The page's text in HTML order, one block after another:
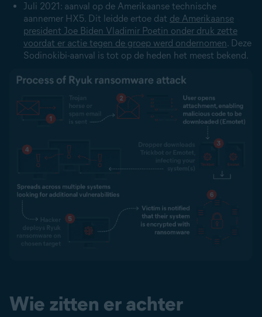
Juli 2021: aanval op de Amerikaanse technische
aannemer HX5. Dit leidde ertoe dat de Amerikaanse
president Joe Biden Vladimir Poetin onder druk zette
voordat er actie tegen de groep werd ondernomen. Deze
Sodinokibi-aanval is tot op de heden het meest bekend.
Wie zitten er achter